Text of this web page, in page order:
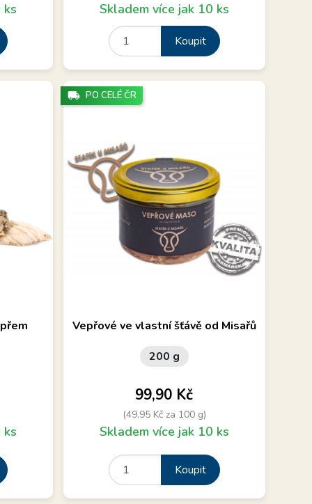
ks Skladem více jak 10 ks
Koupit
ks
Vepřové ve vlastní štávě, zavařeno na
skvělá chuť
Vepřové ve vlastní šťávě od Misařů
200 g
Cena
99,90 Kč
(49,95 Kč za 100 g)
Skladem více jak 10 ks
Koupit
local_shipping PO CELÉ ČR